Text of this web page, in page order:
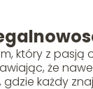
który z
że
każdy